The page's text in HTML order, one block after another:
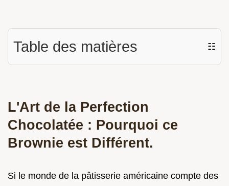
Table des matières ☷
L'Art de la Perfection
Chocolatée : Pourquoi ce
Brownie est Différent.
Si le monde de la pâtisserie américaine compte des